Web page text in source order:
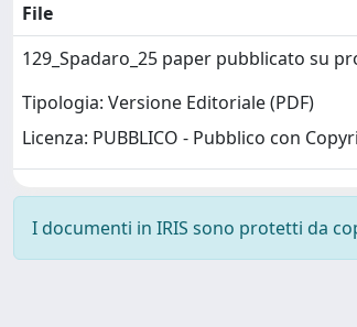
File
129_Spadaro_25 paper pubblicato su
Tipologia: Versione Editoriale (PDF)
Licenza: PUBBLICO - Pubblico con
I documenti in IRIS sono protetti da